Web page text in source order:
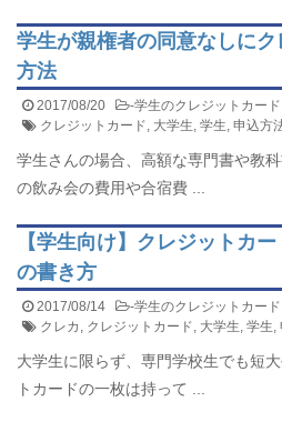
学生が親権者の同意なしに
方法
2017/08/20 -学生のクレジットカード
クレジットカード, 大学生, 学生, 申込方
学生さんの場合、高額な専門書や教
の飲み会の費用や合宿費 ...
【学生向け】クレジットカ
の書き方
2017/08/14 -学生のクレジットカード
クレカ , クレジットカード, 大学生, 学生,
大学生に限らず、専門学校生でも短
トカードの一枚は持って ...